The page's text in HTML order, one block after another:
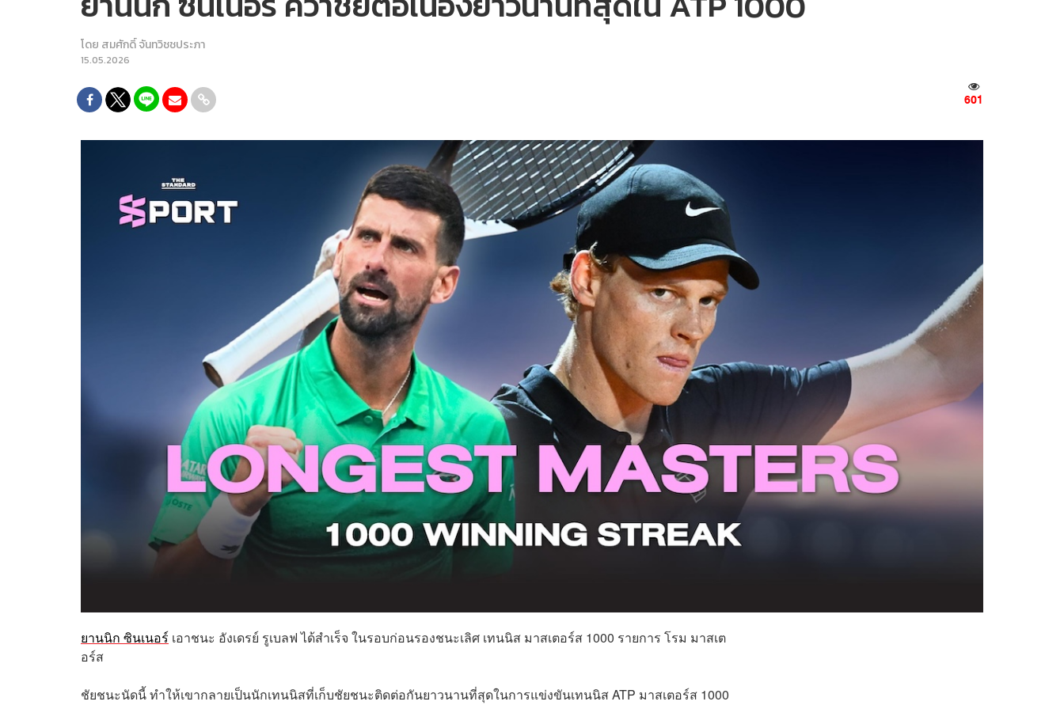
โดย สมศักดิ์ จันทวิชชประภา
15.05.2026
601
ยานนิก ซินเนอร์ เอาชนะ อังเดรย์ รูเบลฟ ได้สำเร็จ ในรอบก่อนรองชนะเลิศ เทนนิส มาสเตอร์ส 1000 รายการ โรม มาสเต
อร์ส
ชัยชนะนัดนี้ ทำให้เขากลายเป็นนักเทนนิสที่เก็บชัยชนะติดต่อกันยาวนานที่สุดในการแข่งขันเทนนิส ATP มาสเตอร์ส 1000